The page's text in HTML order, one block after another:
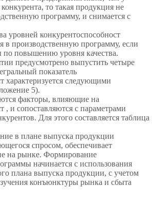
то такая продукция не
программу, и снимается с
уровней конкурентоспособност
в производственную программу, если
по повышению уровня качества.
предусмотрено выпустить четыре
показатель
характеризуется следующими
5).
факторы, влияющие на
, и сопоставляются с параметрами
Для этого составляется таблица
в плане выпуска продукции
спросом, обеспечивает
на рынке. Формирование
начинается с использования
плана выпуска продукции, с учетом
конъюнктуры рынка и сбыта